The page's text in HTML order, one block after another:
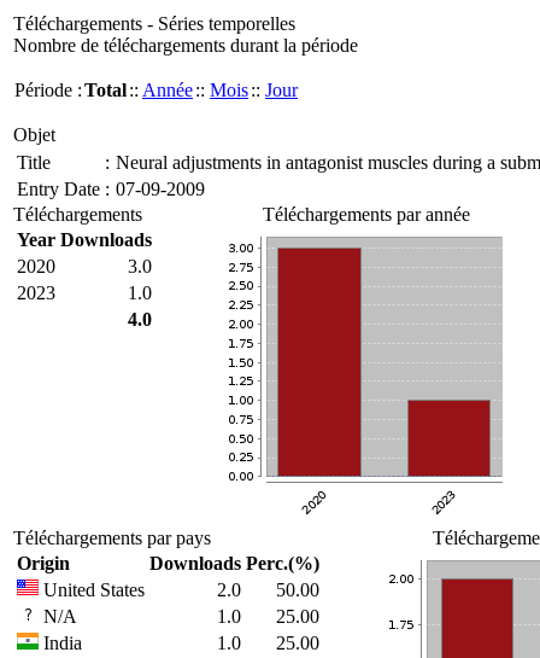
Téléchargements - Séries temporelles
Nombre de téléchargements durant la période
Période :Total:: Année:: Mois:: Jour
Objet
Title
: Neural adjustments in antagonist muscles during a
Entry Date : 07-09-2009
Téléchargements
Year Downloads
2020
3.0
2023
1.0
4.0
Téléchargements par année
Téléchargements par pays
Origin
Downloads Perc.(%)
United States
2.0
50.00
N/A
1.0
25.00
India
1.0
25.00